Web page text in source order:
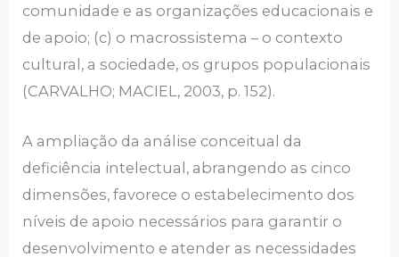
comunidade e as organizações educacionais e
de apoio; (c) o macrossistema – o contexto
cultural, a sociedade, os grupos populacionais
(CARVALHO; MACIEL, 2003, p. 152).
A ampliação da análise conceitual da
deficiência intelectual, abrangendo as cinco
dimensões, favorece o estabelecimento dos
níveis de apoio necessários para garantir o
desenvolvimento e atender as necessidades